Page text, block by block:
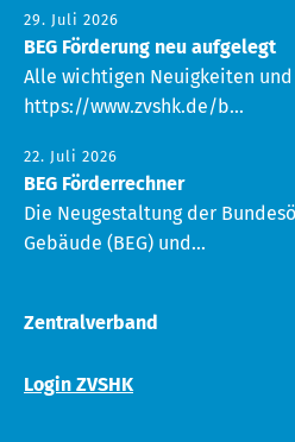
29. Juli 2026
BEG Förderung neu aufgelegt
Alle wichtigen Neuigkeiten und
https://www.zvshk.de/b...
22. Juli 2026
BEG Förderrechner
Die Neugestaltung der
Gebäude (BEG) und...
Zentralverband
Login ZVSHK